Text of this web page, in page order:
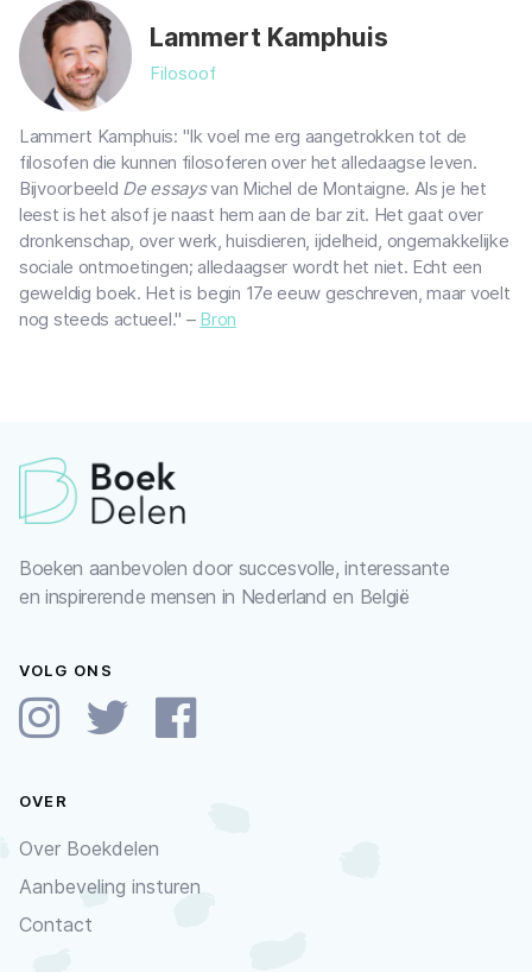
Lammert Kamphuis
Filosoof
Lammert Kamphuis: "Ik voel me erg aangetrokken tot de
filosofen die kunnen filosoferen over het alledaagse leven.
Bijvoorbeeld De essaysvan Michel de Montaigne. Als je het
leest is het alsof je naast hem aan de bar zit. Het gaat over
dronkenschap, over werk, huisdieren, ijdelheid, ongemakkelijke
sociale ontmoetingen; alledaagser wordt het niet. Echt een
geweldig boek. Het is begin 17e eeuw geschreven, maar voelt
nog steeds actueel." – Bron
Boeken aanbevolen door succesvolle, interessante
en inspirerende mensen in Nederland en België
VOLG ONS
OVER
Over Boekdelen
Aanbeveling insturen
Contact